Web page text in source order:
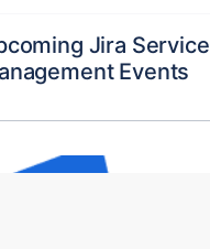
Jira Service
Events